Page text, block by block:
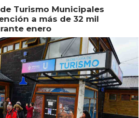
Turismo Municipales
a más de 32 mil
enero